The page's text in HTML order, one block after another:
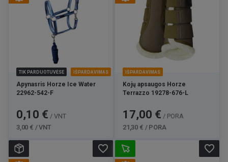
TIK PARDUOTUVĖSE IŠPARDAVIMAS
Apynasris Horze Ice Water
22962-542-F
Kaina
0,10 € / VNT
3,00 € / VNT
IŠPARDAVIMAS
Kojų apsaugos Horze
Terrazzo 19278-676-L
Kaina
17,00 € / PORA
21,30 € / PORA
favorite_border favorite_border